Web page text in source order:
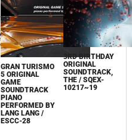
GRAN TURISMO
5 ORIGINAL
GAME
SOUNDTRACK
PIANO
PERFORMED BY
LANG LANG /
ESCC-28
3RD BIRTHDAY
ORIGINAL
SOUNDTRACK,
THE / SQEX-
10217~19